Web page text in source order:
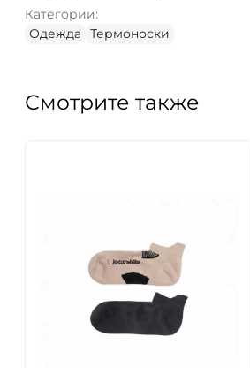
Категории:
Одежда
Термоноски
Смотрите также